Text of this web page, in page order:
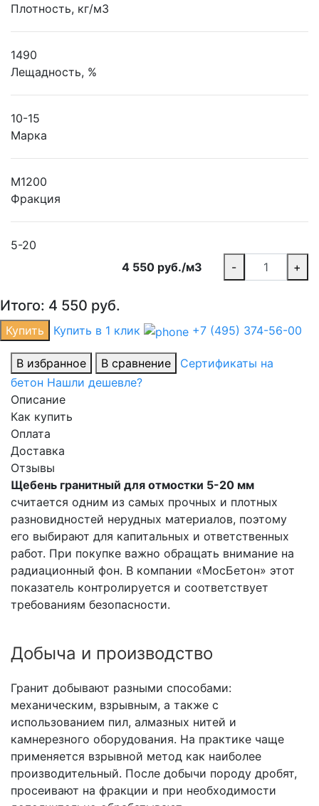
Плотность, кг/м3
1490
Лещадность, %
10-15
Марка
М1200
Фракция
5-20
4 550 руб./м3
- +
Итого: 4 550 руб.
Купить Купить в 1 клик +7 (495) 374-56-00
В избранное В сравнение
Сертификаты на
бетон Нашли дешевле?
Описание
Как купить
Оплата
Доставка
Отзывы
Щебень гранитный для отмостки 5-20 мм
считается одним из самых прочных и плотных
разновидностей нерудных материалов, поэтому
его выбирают для капитальных и ответственных
работ. При покупке важно обращать внимание на
радиационный фон. В компании «МосБетон» этот
показатель контролируется и соответствует
требованиям безопасности.
Добыча и производство
Гранит добывают разными способами:
механическим, взрывным, а также с
использованием пил, алмазных нитей и
камнерезного оборудования. На практике чаще
применяется взрывной метод как наиболее
производительный. После добычи породу дробят,
просеивают на фракции и при необходимости